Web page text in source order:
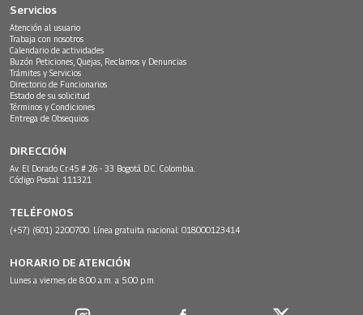
Servicios
Atención al usuario
Trabaja con nosotros
Calendario de actividades
Buzón Peticiones, Quejas, Reclamos y Denuncias
Trámites y Servicios
Directorio de Funcionarios
Estado de su solicitud
Términos y Condiciones
Entrega de Obsequios
DIRECCIÓN
Av. El Dorado Cr.45 # 26 - 33 Bogotá D.C. Colombia.
Código Postal: 111321
TELÉFONOS
(+57) (601) 2200700. Línea gratuita nacional: 018000123414
HORARIO DE ATENCIÓN
Lunes a viernes de 8:00 a.m. a 5:00 p.m.